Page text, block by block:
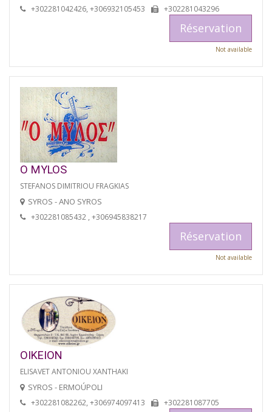
+302281042426, +306932105453 +302281043296
Réservation
Not available
O MYLOS
STEFANOS DIMITRIOU FRAGKIAS
SYROS - ANO SYROS
+302281085432 , +306945838217
Réservation
Not available
OIKEION
ELISAVET ANTONIOU XANTHAKI
SYROS - ERMOÚPOLI
+302281082262, +306974097413 +302281087705